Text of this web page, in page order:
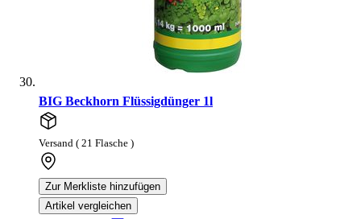
BIG Beckhorn Flüssigdünger 1l
Versand ( 21 Flasche )
Zur Merkliste hinzufügen
Artikel vergleichen